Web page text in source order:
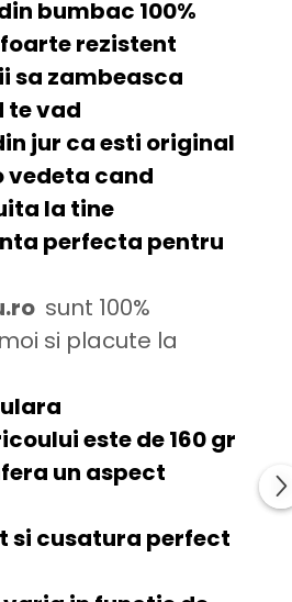
bumbac 100%
foarte rezistent
sa zambeasca
te vad
jur ca esti original
vedeta cand
la tine
perfecta pentru
sunt 100%
si placute la
este de160 gr
un aspect
si cusatura perfect